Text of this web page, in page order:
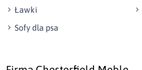
Ławki
Sofy dla psa